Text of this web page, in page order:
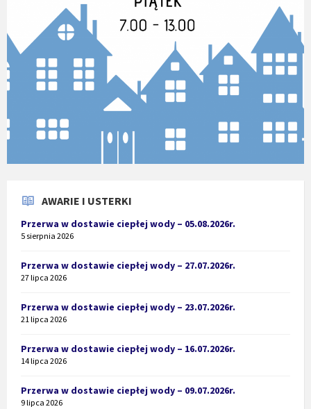
AWARIE I USTERKI
Przerwa w dostawie ciepłej wody – 05.08.2026r.
5 sierpnia 2026
Przerwa w dostawie ciepłej wody – 27.07.2026r.
27 lipca 2026
Przerwa w dostawie ciepłej wody – 23.07.2026r.
21 lipca 2026
Przerwa w dostawie ciepłej wody – 16.07.2026r.
14 lipca 2026
Przerwa w dostawie ciepłej wody – 09.07.2026r.
9 lipca 2026